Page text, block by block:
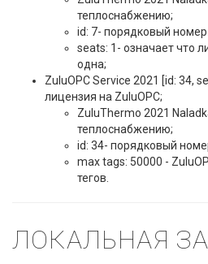
теплоснабжению;
id: 7- порядковый
seats: 1- означает что
одна;
ZuluOPC Service 2021 [id: 34,
лицензия на ZuluOPC;
ZuluThermo 2021
теплоснабжению;
id: 34- порядковый
max tags: 50000 -
тегов.
ЛОКАЛЬНАЯ